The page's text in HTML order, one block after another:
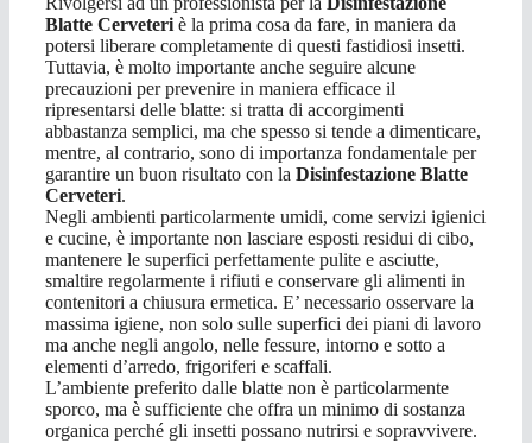
Blatte Cerveteri è la prima cosa da fare, in maniera da
potersi liberare completamente di questi fastidiosi insetti.
Tuttavia, è molto importante anche seguire alcune
precauzioni per prevenire in maniera efficace il
ripresentarsi delle blatte: si tratta di accorgimenti
abbastanza semplici, ma che spesso si tende a dimenticare,
mentre, al contrario, sono di importanza fondamentale per
garantire un buon risultato con la Disinfestazione Blatte
Cerveteri.
Negli ambienti particolarmente umidi, come servizi igienici
e cucine, è importante non lasciare esposti residui di cibo,
mantenere le superfici perfettamente pulite e asciutte,
smaltire regolarmente i rifiuti e conservare gli alimenti in
contenitori a chiusura ermetica. E’ necessario osservare la
massima igiene, non solo sulle superfici dei piani di lavoro
ma anche negli angolo, nelle fessure, intorno e sotto a
elementi d’arredo, frigoriferi e scaffali.
L’ambiente preferito dalle blatte non è particolarmente
sporco, ma è sufficiente che offra un minimo di sostanza
organica perché gli insetti possano nutrirsi e sopravvivere.